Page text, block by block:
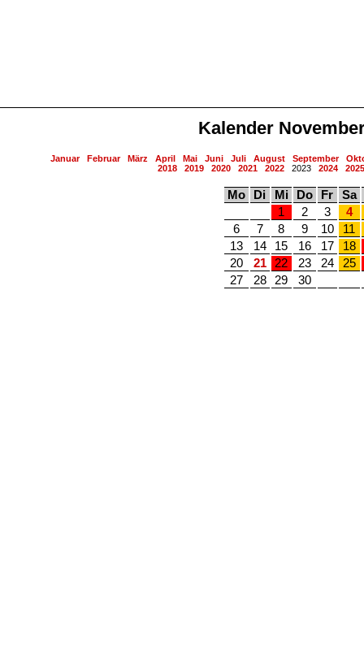
Kalender
Januar Februar März April Mai Juni Juli August September
2018
2019 2020 2021 20222023 2024 2025
Mo Di Mi Do Fr
Sa
1
2 3
4
6
7 8 9 10
11
13
14 15 16 17
18
20
21 22 23 24
25
27
28 29 30